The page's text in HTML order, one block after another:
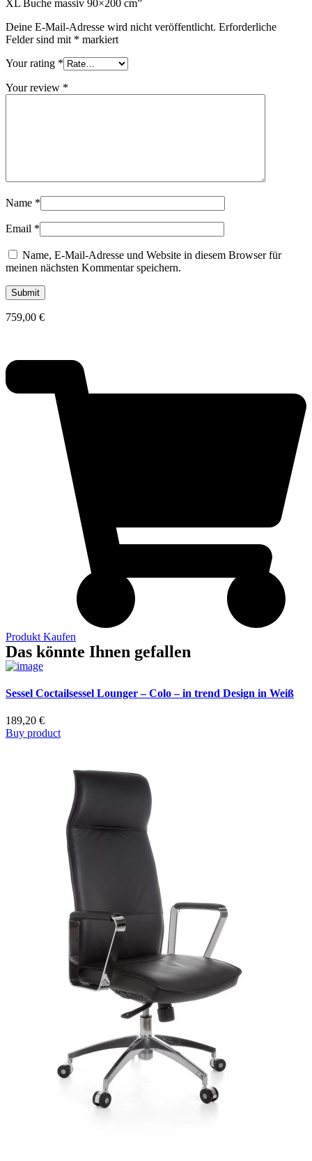
XL Buche massiv 90×200 cm”
Deine E-Mail-Adresse wird nicht veröffentlicht. Erforderliche
Felder sind mit * markiert
Your rating *
Your review *
Name *
Email *
Name, E-Mail-Adresse und Website in diesem Browser für
meinen nächsten Kommentar speichern.
759,00 €
Produkt Kaufen
Das könnte Ihnen gefallen
Sessel Coctailsessel Lounger – Colo – in trend Design in Weiß
189,20 €
Buy product